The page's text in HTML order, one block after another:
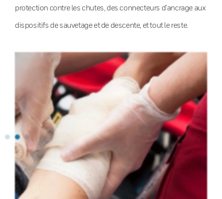
protection contre les chutes, des connecteurs d’ancrage aux
dispositifs de sauvetage et de descente, et tout le reste.